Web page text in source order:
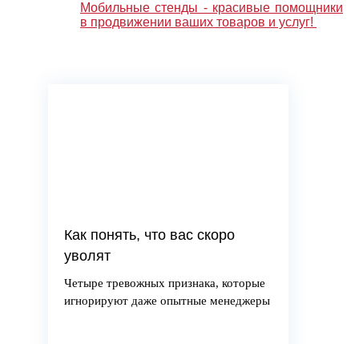
Мобильные стенды - красивые помощники
в продвижении ваших товаров и услуг!
Как понять, что вас скоро
уволят
Четыре тревожных признака, которые
игнорируют даже опытные менеджеры